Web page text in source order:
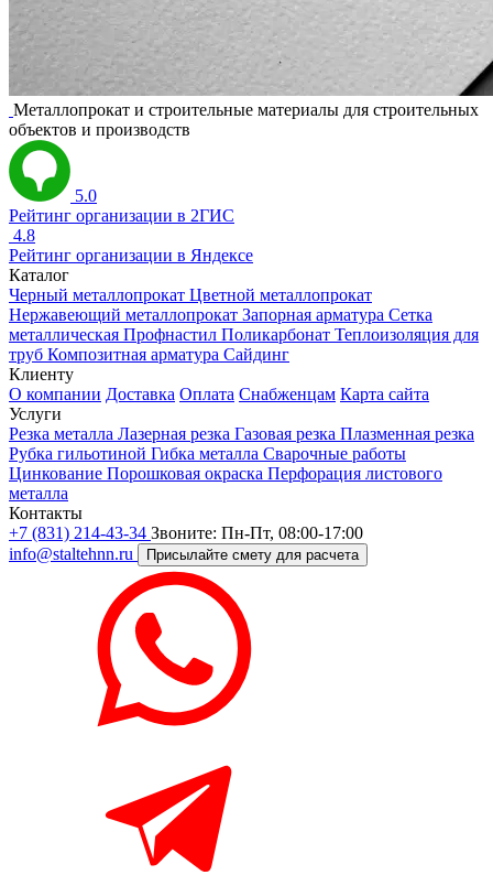
Металлопрокат и строительные материалы для строительных
объектов и производств
5.0
Рейтинг организации в 2ГИС
4.8
Рейтинг организации в Яндексе
Каталог
Черный металлопрокат Цветной металлопрокат
Нержавеющий металлопрокат Запорная арматура Сетка
металлическая Профнастил Поликарбонат Теплоизоляция для
труб Композитная арматура Сайдинг
Клиенту
О компании Доставка Оплата Снабженцам Карта сайта
Услуги
Резка металла Лазерная резка Газовая резка Плазменная резка
Рубка гильотиной Гибка металла Сварочные работы
Цинкование Порошковая окраска Перфорация листового
металла
Контакты
+7 (831) 214-43-34 Звоните: Пн-Пт, 08:00-17:00
info@staltehnn.ru
Присылайте смету для расчета